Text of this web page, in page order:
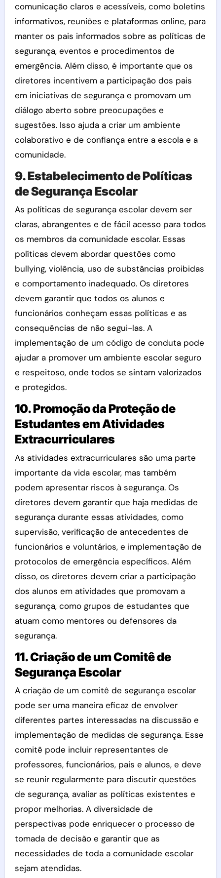
comunicação claros e acessíveis, como boletins
informativos, reuniões e plataformas online, para
manter os pais informados sobre as políticas de
segurança, eventos e procedimentos de
emergência. Além disso, é importante que os
diretores incentivem a participação dos pais
em iniciativas de segurança e promovam um
diálogo aberto sobre preocupações e
sugestões. Isso ajuda a criar um ambiente
colaborativo e de confiança entre a escola e a
comunidade.
9. Estabelecimento de Políticas
de Segurança Escolar
As políticas de segurança escolar devem ser
claras, abrangentes e de fácil acesso para todos
os membros da comunidade escolar. Essas
políticas devem abordar questões como
bullying, violência, uso de substâncias proibidas
e comportamento inadequado. Os diretores
devem garantir que todos os alunos e
funcionários conheçam essas políticas e as
consequências de não segui-las. A
implementação de um código de conduta pode
ajudar a promover um ambiente escolar seguro
e respeitoso, onde todos se sintam valorizados
e protegidos.
10. Promoção da Proteção de
Estudantes em Atividades
Extracurriculares
As atividades extracurriculares são uma parte
importante da vida escolar, mas também
podem apresentar riscos à segurança. Os
diretores devem garantir que haja medidas de
segurança durante essas atividades, como
supervisão, verificação de antecedentes de
funcionários e voluntários, e implementação de
protocolos de emergência específicos. Além
disso, os diretores devem criar a participação
dos alunos em atividades que promovam a
segurança, como grupos de estudantes que
atuam como mentores ou defensores da
segurança.
11. Criação de um Comitê de
Segurança Escolar
A criação de um comitê de segurança escolar
pode ser uma maneira eficaz de envolver
diferentes partes interessadas na discussão e
implementação de medidas de segurança. Esse
comitê pode incluir representantes de
professores, funcionários, pais e alunos, e deve
se reunir regularmente para discutir questões
de segurança, avaliar as políticas existentes e
propor melhorias. A diversidade de
perspectivas pode enriquecer o processo de
tomada de decisão e garantir que as
necessidades de toda a comunidade escolar
sejam atendidas.